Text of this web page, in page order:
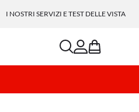
I NOSTRI SERVIZI E TEST DELLE VISTA
searchaccount
bag